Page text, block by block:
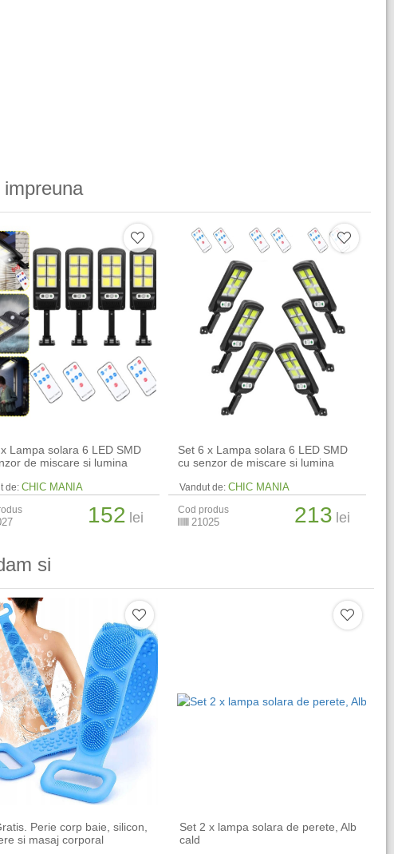
Lampa solara 6 LED SMD
de miscare si lumina
de: CHIC MANIA
152 lei
Set 6 x Lampa solara 6 LED SMD
cu senzor de miscare si lumina
Vandut de: CHIC MANIA
Cod produs
21025 213 lei
si
Perie corp baie, silicon,
si masaj corporal
Set 2 x lampa solara de perete, Alb
cald